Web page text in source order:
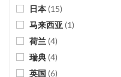
Emerald Love
Erocome (1)
Fifty Shades
Fun Factory
Gaia (1)
日本 (15)
马来西亚 (1)
荷兰 (4)
瑞典 (4)
英国 (6)